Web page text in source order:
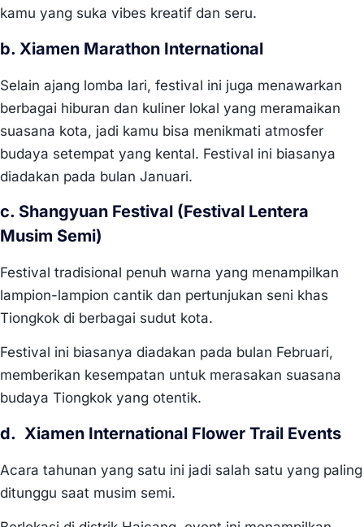
kamu yang suka vibes kreatif dan seru.
b. Xiamen Marathon International
Selain ajang lomba lari, festival ini juga menawarkan
berbagai hiburan dan kuliner lokal yang meramaikan
suasana kota, jadi kamu bisa menikmati atmosfer
budaya setempat yang kental. Festival ini biasanya
diadakan pada bulan Januari.
c. Shangyuan Festival (Festival Lentera
Musim Semi)
Festival tradisional penuh warna yang menampilkan
lampion-lampion cantik dan pertunjukan seni khas
Tiongkok di berbagai sudut kota.
Festival ini biasanya diadakan pada bulan Februari,
memberikan kesempatan untuk merasakan suasana
budaya Tiongkok yang otentik.
d. Xiamen International Flower Trail Events
Acara tahunan yang satu ini jadi salah satu yang paling
ditunggu saat musim semi.